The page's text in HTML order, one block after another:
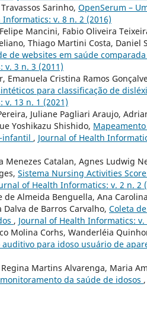
Sarinho, OpenSerum –
Informatics: v. 8 n. 2 (2016)
Mancini, Fabio Oliveira
Thiago Martini Costa, Daniel
de websites em saúde
v. 3 n. 3 (2011)
Emanuela Cristina Ramos
para classificação de
v. 13 n. 1 (2021)
Juliane Pagliari Araujo,
Yoshikazu Shishido,
infantil , Journal of Health
Menezes Catalan, Agnes Ludwig
Sistema Nursing Activities
of Health Informatics: v. 2 n. 2
de Almeida Benguella, Ana
de Barros Carvalho, Coleta
, Journal of Health Informatics:
Molina Corhs, Wanderléia
para idoso usuário de
Martins Alvarenga, Maria
da saúde de idosos ,